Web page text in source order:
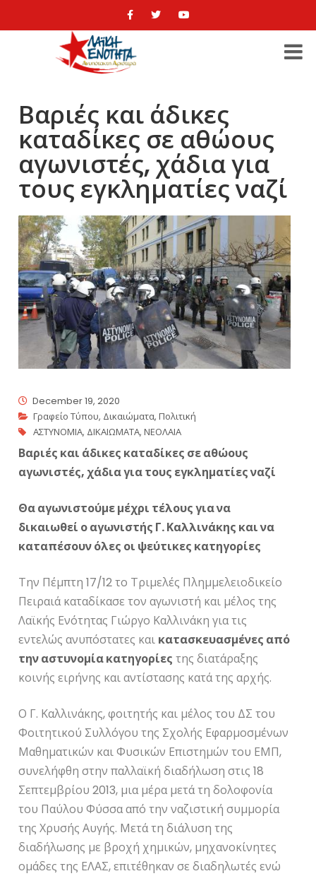
Βαριές και άδικες
καταδίκες σε αθώους
αγωνιστές, χάδια για
τους εγκληματίες ναζί
December 19, 2020
Γραφείο Τύπου, Δικαιώματα,Πολιτική
ΑΣΤΥΝΟΜΙΑ, ΔΙΚΑΙΩΜΑΤΑ,ΝΕΟΛΑΙΑ
Βαριές και άδικες καταδίκες σε αθώους
αγωνιστές, χάδια για τους εγκληματίες ναζί
Θα αγωνιστούμε μέχρι τέλους για να
δικαιωθεί ο αγωνιστής Γ. Καλλινάκης και να
καταπέσουν όλες οι ψεύτικες κατηγορίες
Την Πέμπτη 17/12 το Τριμελές Πλημμελειοδικείο
Πειραιά καταδίκασε τον αγωνιστή και μέλος της
Λαϊκής Ενότητας Γιώργο Καλλινάκη για τις
εντελώς ανυπόστατες και κατασκευασμένες από
την αστυνομία κατηγορίες της διατάραξης
κοινής ειρήνης και αντίστασης κατά της αρχής.
Ο Γ. Καλλινάκης, φοιτητής και μέλος του ΔΣ του
Φοιτητικού Συλλόγου της Σχολής Εφαρμοσμένων
Μαθηματικών και Φυσικών Επιστημών του ΕΜΠ,
συνελήφθη στην παλλαϊκή διαδήλωση στις 18
Σεπτεμβρίου 2013, μια μέρα μετά τη δολοφονία
του Παύλου Φύσσα από την ναζιστική συμμορία
της Χρυσής Αυγής. Μετά τη διάλυση της
διαδήλωσης με βροχή χημικών, μηχανοκίνητες
ομάδες της ΕΛΑΣ, επιτέθηκαν σε διαδηλωτές ενώ